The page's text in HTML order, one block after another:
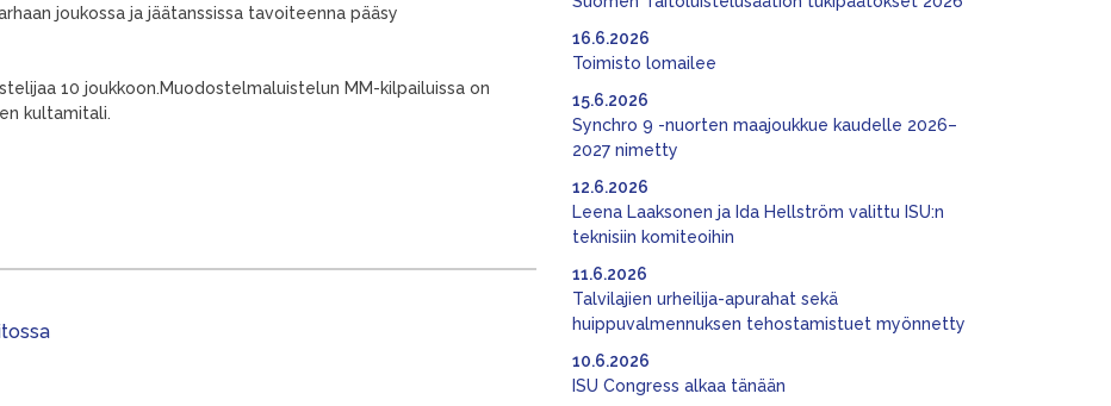
joukossa ja jäätanssissa tavoiteenna pääsy
10 joukkoon.Muodostelmaluistelun MM-kilpailuissa on
kultamitali.
Toimisto lomailee
16.6.2026
Synchro 9 -nuorten maajoukkue kaudelle 2026–
2027 nimetty
15.6.2026
Leena Laaksonen ja Ida Hellström valittu ISU:n
teknisiin komiteoihin
12.6.2026
Talvilajien urheilija-apurahat sekä
huippuvalmennuksen tehostamistuet myönnetty
11.6.2026
ISU Congress alkaa tänään
10.6.2026